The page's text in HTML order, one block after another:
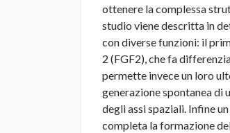
ottenere la complessa
studio viene descritta in
con diverse funzioni: il
2 (FGF2), che fa
permette invece un loro
generazione spontanea
degli assi spaziali. Infine
completa la formazione